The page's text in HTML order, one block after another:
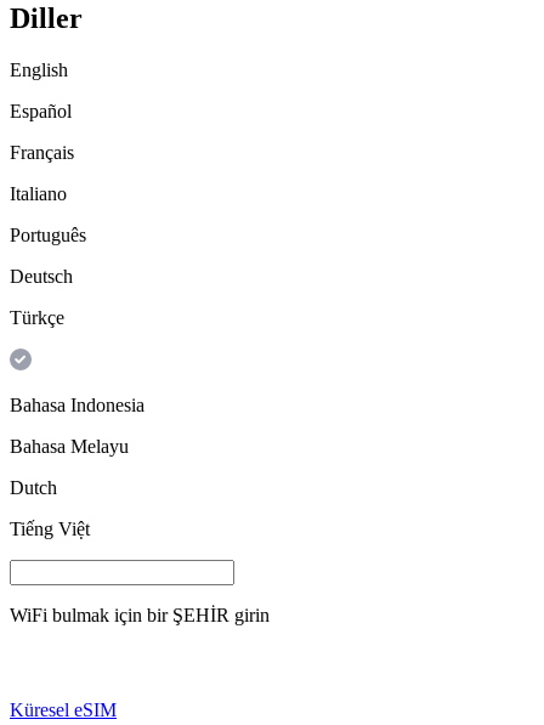
Diller
English
Español
Français
Italiano
Português
Deutsch
Türkçe
Bahasa Indonesia
Bahasa Melayu
Dutch
Tiếng Việt
WiFi bulmak için bir ŞEHİR girin
Küresel eSIM